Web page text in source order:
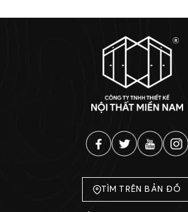
TÌM TRÊN BẢN ĐỒ